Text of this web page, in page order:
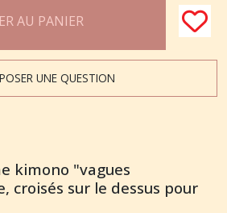
AU PANIER
UNE QUESTION
kimono "vagues
croisés sur le dessus pour